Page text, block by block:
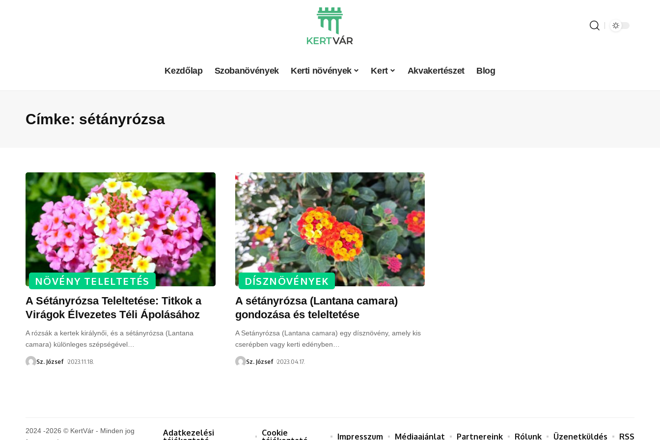
Kezdőlap Szobanövények Kerti növények Kert Akvakertészet Blog
Címke: sétányrózsa
NÖVÉNY TELELTETÉS
A Sétányrózsa Teleltetése: Titkok a
Virágok Élvezetes Téli Ápolásához
A rózsák a kertek királynői, és a sétányrózsa (Lantana
camara) különleges szépségével
Sz. József 2023.11.18.
DÍSZNÖVÉNYEK
A sétányrózsa (Lantana camara)
gondozása és teleltetése
A Setányrózsa (Lantana camara) egy dísznövény, amely kis
cserépben vagy kerti edényben
Sz. József 2023.04.17.
2024 -2026 © KertVár - Minden jog
Adatkezelési
Cookie
Impresszum Médiaajánlat Partnereink Rólunk Üzenetküldés RSS